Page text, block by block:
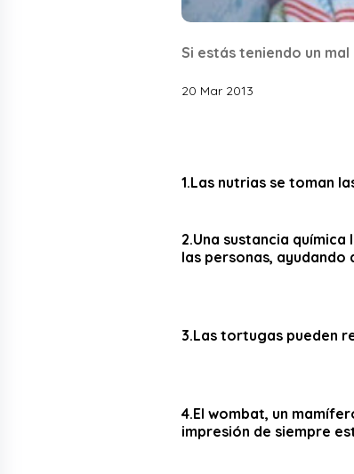
Si estás teniendo un
20 Mar 2013
1.Las nutrias se toman
2.Una sustancia
las personas, ayudando
3.Las tortugas pueden
4.El wombat, un
impresión de siempre